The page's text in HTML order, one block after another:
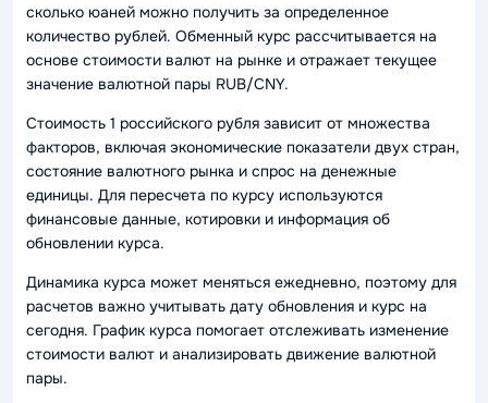
сколько юаней можно получить за определенное
количество рублей. Обменный курс рассчитывается на
основе стоимости валют на рынке и отражает текущее
значение валютной пары RUB/CNY.
Стоимость 1 российского рубля зависит от множества
факторов, включая экономические показатели двух стран,
состояние валютного рынка и спрос на денежные
единицы. Для пересчета по курсу используются
финансовые данные, котировки и информация об
обновлении курса.
Динамика курса может меняться ежедневно, поэтому для
расчетов важно учитывать дату обновления и курс на
сегодня. График курса помогает отслеживать изменение
стоимости валют и анализировать движение валютной
пары.